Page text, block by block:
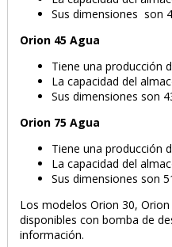
Sus dimensiones son
Orion 45 Agua
Tiene una producción
La capacidad del
Sus dimensiones son
Orion 75 Agua
Tiene una producción
La capacidad del
Sus dimensiones son
Los modelos Orion 30,
disponibles con bomba de
información.